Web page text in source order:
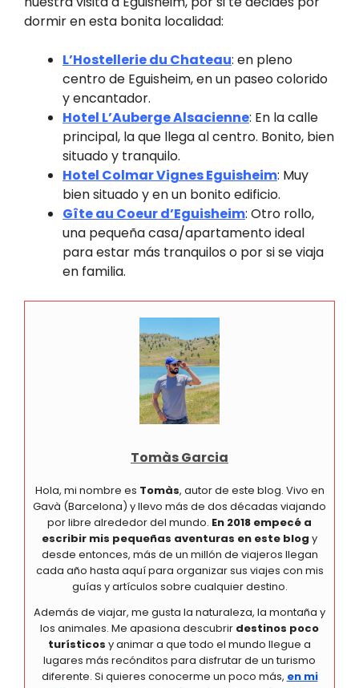
dormir en esta bonita localidad:
L’Hostellerie du Chateau: en pleno
centro de Eguisheim, en un paseo colorido
y encantador.
Hotel L’Auberge Alsacienne: En la calle
principal, la que llega al centro. Bonito, bien
situado y tranquilo.
Hotel Colmar Vignes Eguisheim: Muy
bien situado y en un bonito edificio.
Gîte au Coeur d’Eguisheim: Otro rollo,
una pequeña casa/apartamento ideal
para estar más tranquilos o por si se viaja
en familia.
Tomàs Garcia
Hola, mi nombre es Tomàs, autor de este blog. Vivo en
Gavà (Barcelona) y llevo más de dos décadas viajando
por libre alrededor del mundo. En 2018 empecé a
escribir mis pequeñas aventuras en este blog y
desde entonces, más de un millón de viajeros llegan
cada año hasta aquí para organizar sus viajes con mis
guías y artículos sobre cualquier destino.
Además de viajar, me gusta la naturaleza, la montaña y
los animales. Me apasiona descubrir destinos poco
turísticos y animar a que todo el mundo llegue a
lugares más recónditos para disfrutar de un turismo
diferente. Si quieres conocerme un poco más, en mi